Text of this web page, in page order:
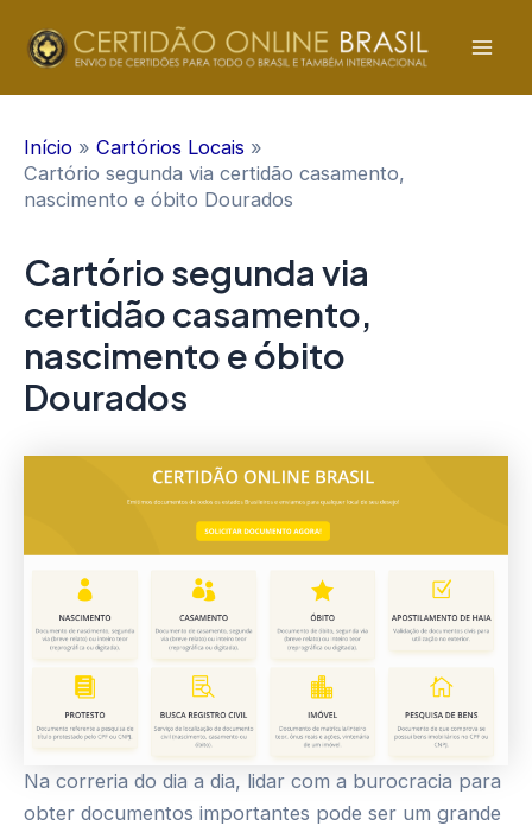
para
Início
Cartórios Locais
Cartório segunda via certidão casamento,
nascimento e óbito Dourados
Cartório segunda via
certidão casamento,
nascimento e óbito
Dourados
Na correria do dia a dia, lidar com a burocracia para
obter documentos importantes pode ser um grande